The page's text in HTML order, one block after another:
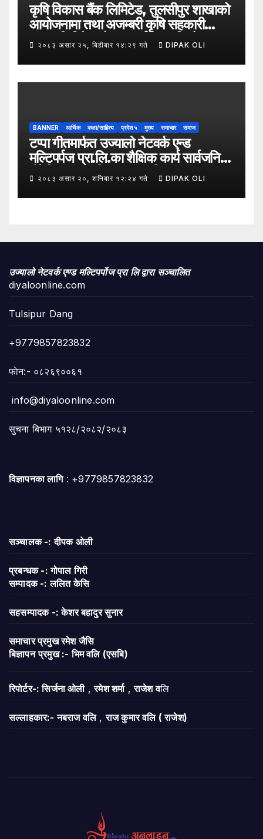
कृषि विकास बैंक लिमिटेड, तुलसीपुर शाखाको
आयोजनामा तथा अजम्बरी कृषि सहकारी
संस्था लिमिटेडको सहकार्यमा “कृषिको
समावेशी रूपान्तरणका लागि मूल्य शृङ्खला
(VITA) कार्यक्रम अन्तर्गत तरकारी उत्पादक
किसान र व्यापारीबीच व्यवसाय विस्तार सम्बन्धी
२०८३ असार २५, बिहीबार १४:२९ गते DIPAK OLI
BANNER आर्थिक कला/साहित्य प्रदेश ५ मुख्य समाचार समाज
टप्पा गीतमार्फत उज्यालो नेटवर्क एन्ड
मल्टिपर्पज प्रा.लि.का शैक्षिक कार्य सार्वजनिक
हुँदै शिक्षा, सामाजिक उत्तरदायित्व र
सकारात्मक सन्देशलाई
२०८३ असार २०, शनिबार १२:२४ गते DIPAK OLI
उज्यालो नेटवर्क एण्ड मल्टिपर्पोज प्रा लि द्वारा सञ्चालित
diyaloonline.com
Tulsipur Dang
+9779857823832
फाेन:- ०८२६९००६१
info@diyaloonline.com
सुचना बिभाग ५१२८/२०८२/२०८३
विज्ञापनका लागि: +9779857823832
सञ्चालक -: दीपक ओली
प्रबन्धक -: गोपाल गिरी
सम्पादक -: ललित केसि
सहसम्पादक -: केशर बहादुर सुनार
समाचार प्रमुख रमेश जैसि
बिज्ञापन प्रमुख :- भिम वलि (एसबि)
रिपोर्टर-: सिर्जना ओली,रमेश शर्मा,राजेश वलि
सल्लाहकार:- नबराज वलि,राज कुमार वलि ( राजेश)